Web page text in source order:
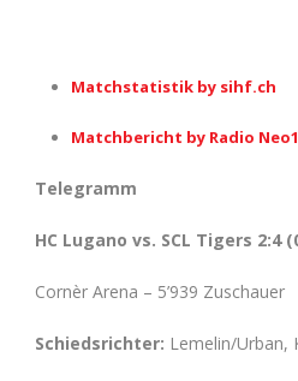
Matchstatistik by sihf.ch
Matchbericht by Radio Neo1
Telegramm
HC Lugano vs. SCL Tigers 2:4
Cornèr Arena – 5’939 Zuschauer
Schiedsrichter: Lemelin/Urban,